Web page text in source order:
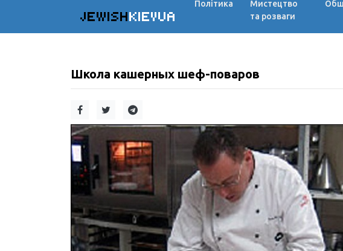
JEWISHKIEVUA
Політика
Мистецтво
та розваги
Школа кашерных шеф-поваров